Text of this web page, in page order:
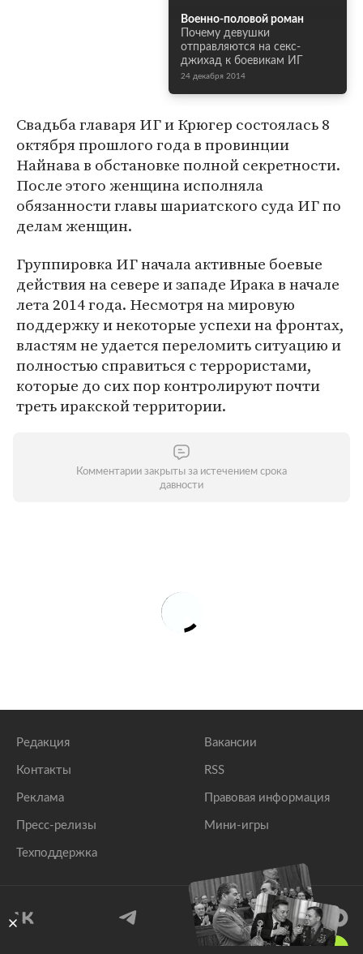
Военно-половой роман
Почему девушки
отправляются на секс-
джихад к боевикам ИГ
24 декабря 2014
Свадьба главаря ИГ и Крюгер состоялась 8
октября прошлого года в провинции
Найнава в обстановке полной секретности.
После этого женщина исполняла
обязанности главы шариатского суда ИГ по
делам женщин.
Группировка ИГ начала активные боевые
действия на севере и западе Ирака в начале
лета 2014 года. Несмотря на мировую
поддержку и некоторые успехи на фронтах,
властям не удается переломить ситуацию и
полностью справиться с террористами,
которые до сих пор контролируют почти
треть иракской территории.
Комментарии закрыты за истечением срока
давности
Редакция
Контакты
Реклама
Пресс-релизы
Техподдержка
Вакансии
RSS
Правовая информация
Мини-игры